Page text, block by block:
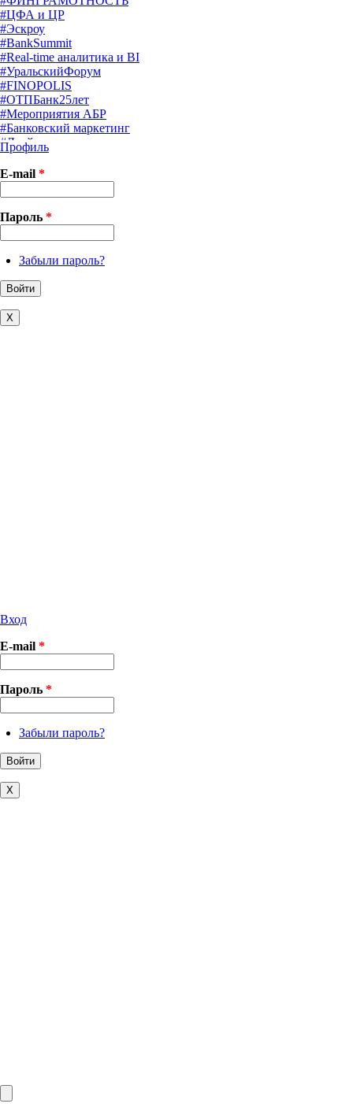
#ЦФА и ЦР
#Эскроу
#BankSummit
#Real-time аналитика и BI
#УральскийФорум
#FINOPOLIS
#ОТПБанк25лет
#Мероприятия АБР
#Банковский маркетинг
#Драйверы страхования
#Финконгресс ЦБ
#PB&WM
#UX/CX
#Экосистемы
X
Профиль
E-mail *
Пароль *
Забыли пароль?
X
Вход
E-mail *
Пароль *
Забыли пароль?
X